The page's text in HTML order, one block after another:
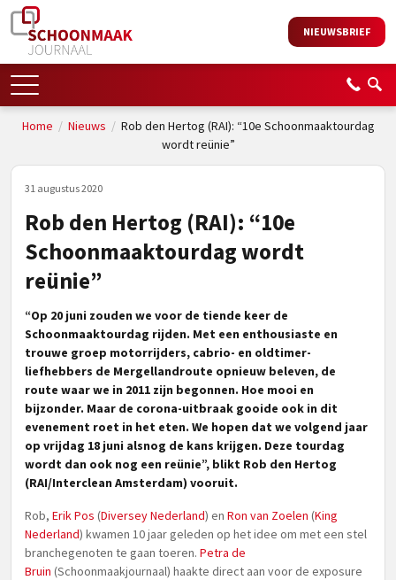
NIEUWSBRIEF
Home / Nieuws / Rob den Hertog (RAI): “10e Schoonmaaktourdag
wordt reünie”
31 augustus 2020
Rob den Hertog (RAI): “10e
Schoonmaaktourdag wordt
reünie”
“Op 20 juni zouden we voor de tiende keer de
Schoonmaaktourdag rijden. Met een enthousiaste en
trouwe groep motorrijders, cabrio- en oldtimer-
liefhebbers de Mergellandroute opnieuw beleven, de
route waar we in 2011 zijn begonnen. Hoe mooi en
bijzonder. Maar de corona-uitbraak gooide ook in dit
evenement roet in het eten. We hopen dat we volgend jaar
op vrijdag 18 juni alsnog de kans krijgen. Deze tourdag
wordt dan ook nog een reünie”, blikt Rob den Hertog
(RAI/Interclean Amsterdam) vooruit.
Rob, Erik Pos (Diversey Nederland) en Ron van Zoelen (King
Nederland) kwamen 10 jaar geleden op het idee om met een stel
branchegenoten te gaan toeren. Petra de
Bruin (Schoonmaakjournaal) haakte direct aan voor de exposure